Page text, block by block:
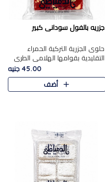
جزريه بالفول سودانى كبير
حلوى الجزرية التركية الحمراء
التقليدية بقوامها الهلامي الطري
ولونها الأحمر المميز، محشوة
بسخاء بالفول السوداني المحمص
لتمنحك توازنًا رائعًا ..
45.00 جنيه
أضف